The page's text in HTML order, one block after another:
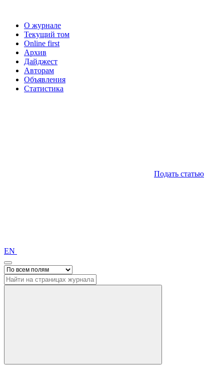
О журнале
Текущий том
Online first
Архив
Дайджест
Авторам
Объявления
Статистика
Подать статью
EN